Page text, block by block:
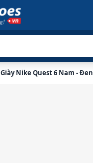
Giày Nike Quest 6 Nam - Đen